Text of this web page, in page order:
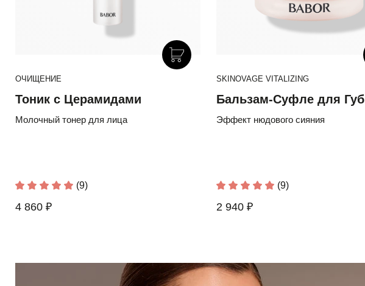
ОЧИЩЕНИЕ
Тоник с Церамидами
Молочный тонер для лица
(9)
4 860 ₽
SKINOVAGE VITALIZING
Бальзам-Суфле для Губ
Эффект нюдового сияния
(9)
2 940 ₽